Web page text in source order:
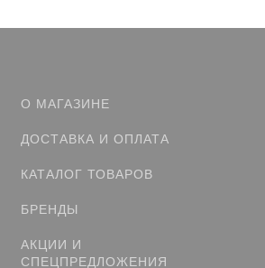
О МАГАЗИНЕ
ДОСТАВКА И ОПЛАТА
КАТАЛОГ ТОВАРОВ
БРЕНДЫ
АКЦИИ И
СПЕЦПРЕДЛОЖЕНИЯ